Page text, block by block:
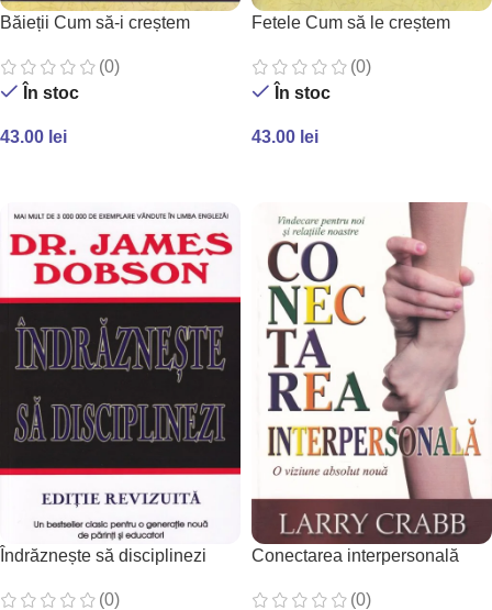
Băieții Cum să-i creștem
(0)
În stoc
43.00 lei
Fetele Cum să le creștem
(0)
În stoc
43.00 lei
Îndrăznește să disciplinezi
(0)
Conectarea interpersonală
(0)